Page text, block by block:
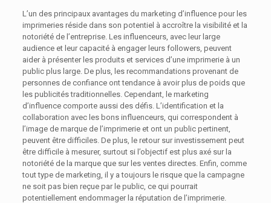
L’un des principaux avantages du marketing d’influence pour les
imprimeries réside dans son potentiel à accroître la visibilité et la
notoriété de l’entreprise. Les influenceurs, avec leur large
audience et leur capacité à engager leurs followers, peuvent
aider à présenter les produits et services d’une imprimerie à un
public plus large. De plus, les recommandations provenant de
personnes de confiance ont tendance à avoir plus de poids que
les publicités traditionnelles. Cependant, le marketing
d’influence comporte aussi des défis. L’identification et la
collaboration avec les bons influenceurs, qui correspondent à
l’image de marque de l’imprimerie et ont un public pertinent,
peuvent être difficiles. De plus, le retour sur investissement peut
être difficile à mesurer, surtout si l’objectif est plus axé sur la
notoriété de la marque que sur les ventes directes. Enfin, comme
tout type de marketing, il y a toujours le risque que la campagne
ne soit pas bien reçue par le public, ce qui pourrait
potentiellement endommager la réputation de l’imprimerie.